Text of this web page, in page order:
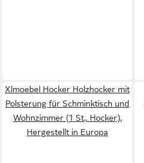
Xlmoebel Hocker Holzhocker mit
Polsterung für Schminktisch und
Wohnzimmer (1 St., Hocker),
Hergestellt in Europa